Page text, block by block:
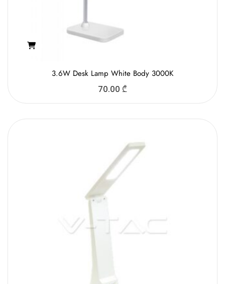
3.6W Desk Lamp White Body 3000K
70.00 ₾